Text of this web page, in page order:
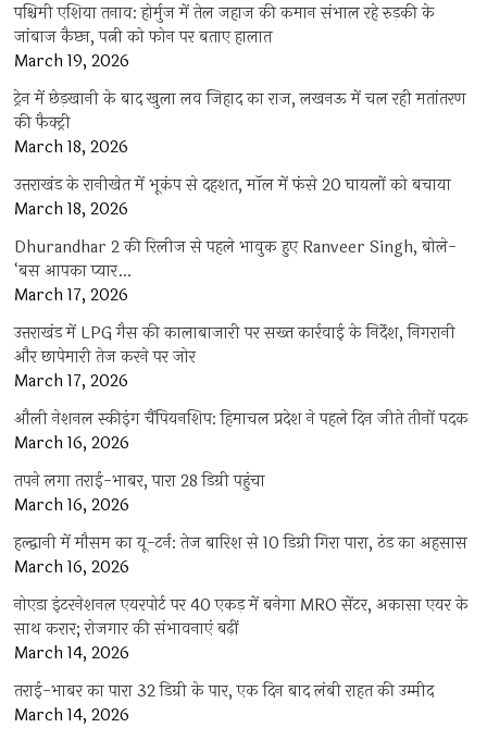
पश्चिमी एशिया तनाव: होर्मुज में तेल जहाज की कमान संभाल रहे रुड़की के
जांबाज कैप्टन, पत्नी को फोन पर बताए हालात
March 19, 2026
ट्रेन में छेड़खानी के बाद खुला लव जिहाद का राज, लखनऊ में चल रही मतांतरण
की फैक्ट्री
March 18, 2026
उत्तराखंड के रानीखेत में भूकंप से दहशत, मॉल में फंसे 20 घायलों को बचाया
March 18, 2026
Dhurandhar 2 की रिलीज से पहले भावुक हुए Ranveer Singh, बोले-
‘बस आपका प्यार…
March 17, 2026
उत्तराखंड में LPG गैस की कालाबाजारी पर सख्त कार्रवाई के निर्देश, निगरानी
और छापेमारी तेज करने पर जोर
March 17, 2026
औली नेशनल स्कीइंग चैंपियनशिप: हिमाचल प्रदेश ने पहले दिन जीते तीनों पदक
March 16, 2026
तपने लगा तराई-भाबर, पारा 28 डिग्री पहुंचा
March 16, 2026
हल्द्वानी में मौसम का यू-टर्न: तेज बारिश से 10 डिग्री गिरा पारा, ठंड का अहसास
March 16, 2026
नोएडा इंटरनेशनल एयरपोर्ट पर 40 एकड़ में बनेगा MRO सेंटर, अकासा एयर के
साथ करार; रोजगार की संभावनाएं बढ़ीं
March 14, 2026
तराई-भाबर का पारा 32 डिग्री के पार, एक दिन बाद लंबी राहत की उम्मीद
March 14, 2026